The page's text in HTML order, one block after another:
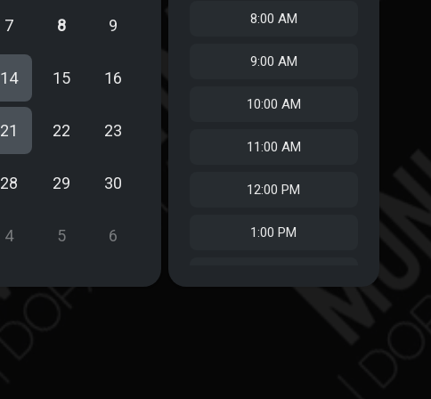
7 8 9
14 15 16
21 22 23
28 29 30
4 5 6
8:00 AM
9:00 AM
10:00 AM
11:00 AM
12:00 PM
1:00 PM